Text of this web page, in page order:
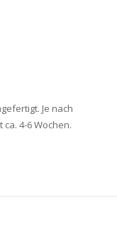
Je nach
4-6 Wochen.